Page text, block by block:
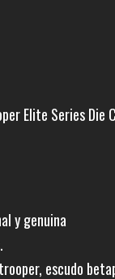
Elite Series Die
y genuina
escudo